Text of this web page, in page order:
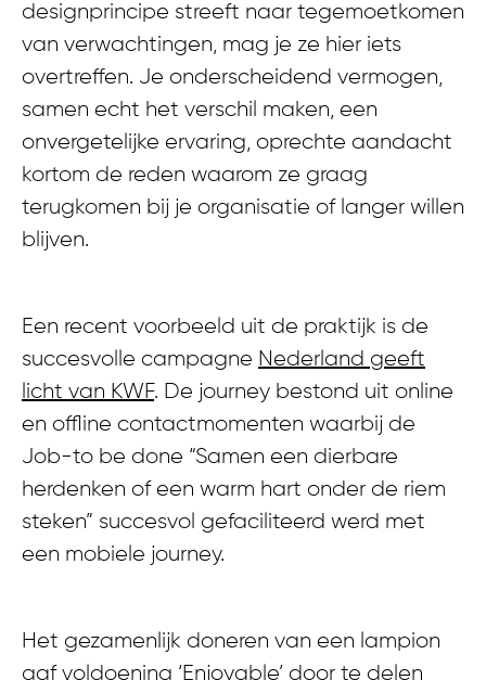
designprincipe streeft naar tegemoetkomen
van verwachtingen, mag je ze hier iets
overtreffen. Je onderscheidend vermogen,
samen echt het verschil maken, een
onvergetelijke ervaring, oprechte aandacht
kortom de reden waarom ze graag
terugkomen bij je organisatie of langer willen
blijven.
Een recent voorbeeld uit de praktijk is de
succesvolle campagne Nederland geeft
licht van KWF. De journey bestond uit online
en offline contactmomenten waarbij de
Job-to be done “Samen een dierbare
herdenken of een warm hart onder de riem
steken” succesvol gefaciliteerd werd met
een mobiele journey.
Het gezamenlijk doneren van een lampion
gaf voldoening ‘Enjoyable’ door te delen